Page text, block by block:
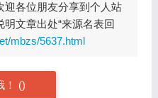
迎各位朋友分享到个人站
文章出处“来源名表回
mbzs/5637.html
！ ()